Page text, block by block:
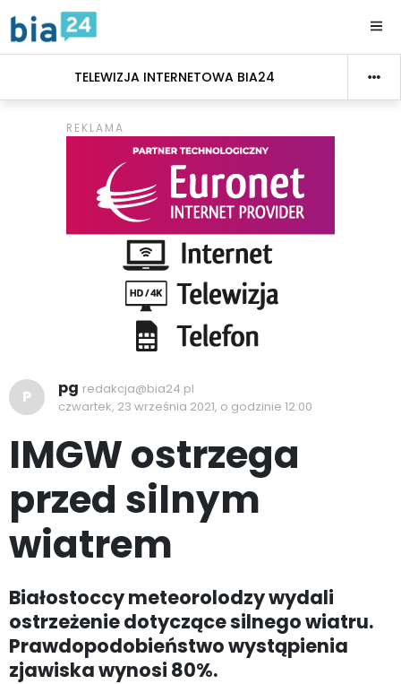
TELEWIZJA INTERNETOWA BIA24
P pg redakcja@bia24.pl
czwartek, 23 września 2021, o godzinie 12:00
IMGW ostrzega
przed silnym
wiatrem
Białostoccy meteorolodzy wydali
ostrzeżenie dotyczące silnego wiatru.
Prawdopodobieństwo wystąpienia
zjawiska wynosi 80%.